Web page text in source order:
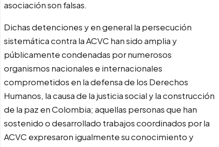
asociación son falsas.
Dichas detenciones y en general la persecución
sistemática contra la ACVC han sido amplia y
públicamente condenadas por numerosos
organismos nacionales e internacionales
comprometidos en la defensa de los Derechos
Humanos, la causa de la justicia social y la construcción
de la paz en Colombia; aquellas personas que han
sostenido o desarrollado trabajos coordinados por la
ACVC expresaron igualmente su conocimiento y